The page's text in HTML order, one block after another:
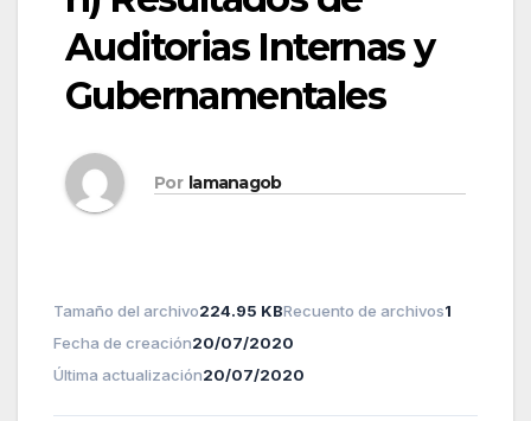
Auditorias Internas y
Gubernamentales
Por lamanagob
Tamaño del archivo224.95 KBRecuento de archivos1
Fecha de creación20/07/2020
Última actualización20/07/2020